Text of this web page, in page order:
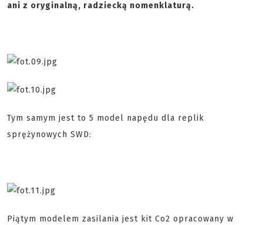
ani z oryginalną, radziecką nomenklaturą.
Tym samym jest to 5 model napędu dla replik
sprężynowych SWD:
Piątym modelem zasilania jest kit Co2 opracowany w